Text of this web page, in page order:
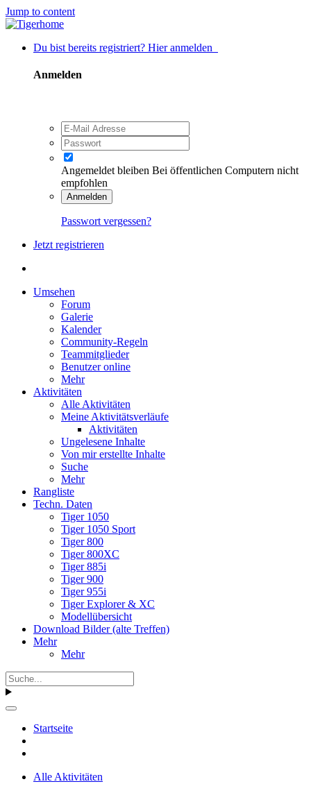
Jump to content
Du bist bereits registriert? Hier anmelden
Anmelden
Angemeldet bleiben Bei öffentlichen Computern nicht
empfohlen
Anmelden
Passwort vergessen?
Jetzt registrieren
Umsehen
Forum
Galerie
Kalender
Community-Regeln
Teammitglieder
Benutzer online
Mehr
Aktivitäten
Alle Aktivitäten
Meine Aktivitätsverläufe
Aktivitäten
Ungelesene Inhalte
Von mir erstellte Inhalte
Suche
Mehr
Rangliste
Techn. Daten
Tiger 1050
Tiger 1050 Sport
Tiger 800
Tiger 800XC
Tiger 885i
Tiger 900
Tiger 955i
Tiger Explorer & XC
Modellübersicht
Download Bilder (alte Treffen)
Mehr
Mehr
Startseite
Alle Aktivitäten